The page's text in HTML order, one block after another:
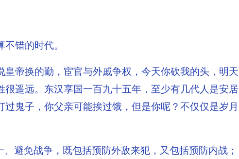
错的时代。
帝换的勤，宦官与外戚争权，今天你砍我的头，明天
遥远。东汉享国一百九十五年，至少有几代人是安居
鬼子，你父亲可能挨过饿，但是你呢？不仅仅是岁月
避免战争，既包括预防外敌来犯，又包括预防内战；